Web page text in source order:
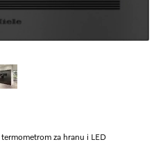
za hranu i LED